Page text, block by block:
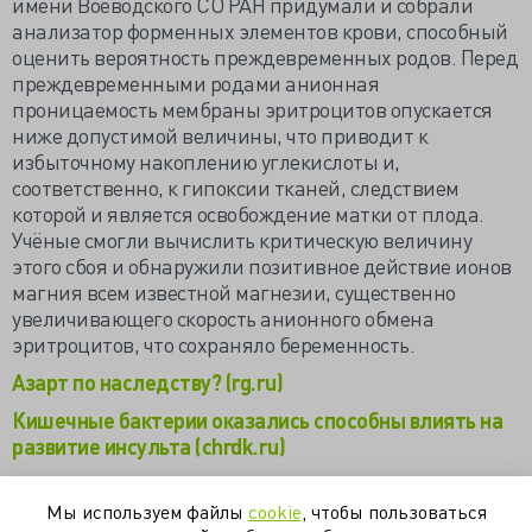
анализатор форменных элементов крови, способный
оценить вероятность преждевременных родов. Перед
преждевременными родами анионная
проницаемость мембраны эритроцитов опускается
ниже допустимой величины, что приводит к
избыточному накоплению углекислоты и,
соответственно, к гипоксии тканей, следствием
которой и является освобождение матки от плода.
Учёные смогли вычислить критическую величину
этого сбоя и обнаружили позитивное действие ионов
магния всем известной магнезии, существенно
увеличивающего скорость анионного обмена
эритроцитов, что сохраняло беременность.
Азарт по наследству? (rg.ru)
Кишечные бактерии оказались способны влиять на
развитие инсульта (chrdk.ru)
Новосибирские ученые научились по крови
оценивать риск выкидыша (chrdk.ru)
Мы используем файлы cookie , чтобы пользоваться